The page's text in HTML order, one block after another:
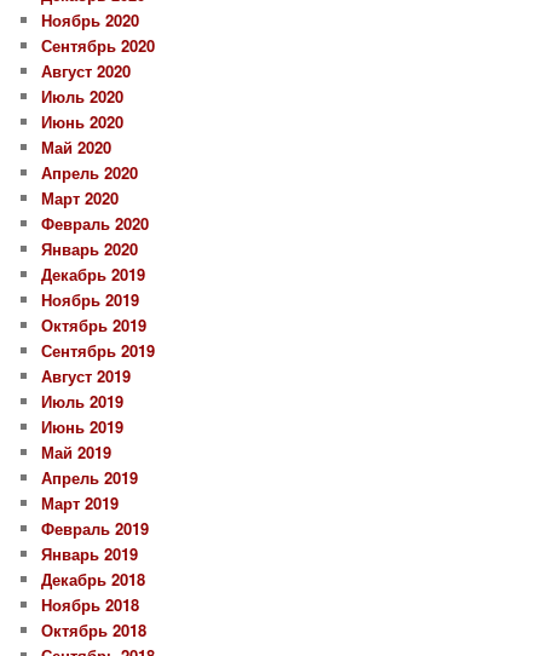
Ноябрь 2020
Сентябрь 2020
Август 2020
Июль 2020
Июнь 2020
Май 2020
Апрель 2020
Март 2020
Февраль 2020
Январь 2020
Декабрь 2019
Ноябрь 2019
Октябрь 2019
Сентябрь 2019
Август 2019
Июль 2019
Июнь 2019
Май 2019
Апрель 2019
Март 2019
Февраль 2019
Январь 2019
Декабрь 2018
Ноябрь 2018
Октябрь 2018